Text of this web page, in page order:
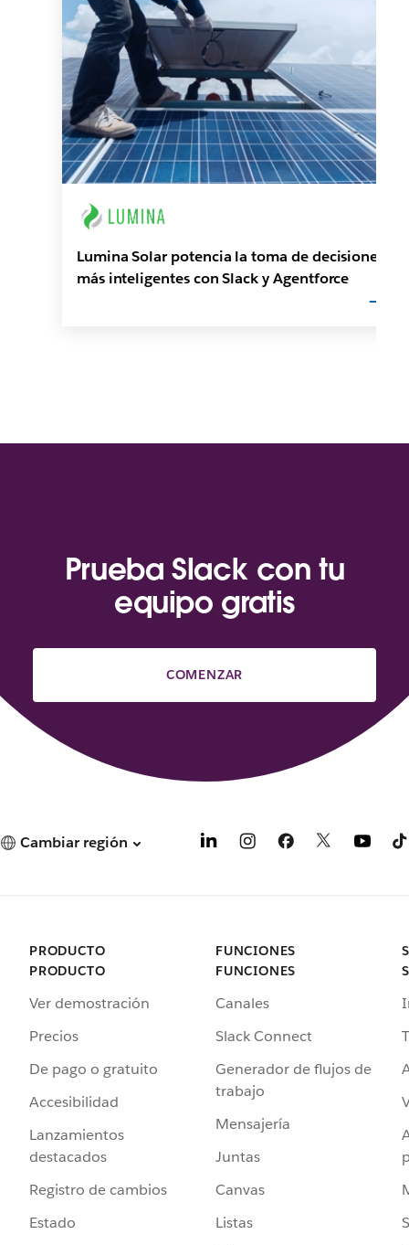
Lumina Solar potencia la toma de decisiones
más inteligentes con Slack y Agentforce
Prueba Slack con tu
equipo gratis
COMENZAR
Cambiar región
PRODUCTO
PRODUCTO
Ver demostración
Precios
De pago o gratuito
Accesibilidad
Lanzamientos
destacados
Registro de cambios
Estado
FUNCIONES
FUNCIONES
Canales
Slack Connect
Generador de flujos de
trabajo
Mensajería
Juntas
Canvas
Listas